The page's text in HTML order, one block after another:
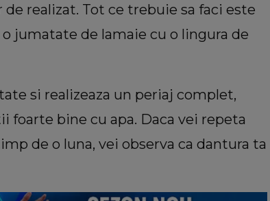
realizat. Tot ce trebuie sa faci este
jumatate de lamaie cu o lingura de
si realizeaza un periaj complet,
bine cu apa. Daca vei repeta
de o luna, vei observa ca dantura ta
LIFESTYLE
Floarea care te reprezintă în funcție de
personalitate. Ce ți se potrivește dacă
ești o femeie romantică